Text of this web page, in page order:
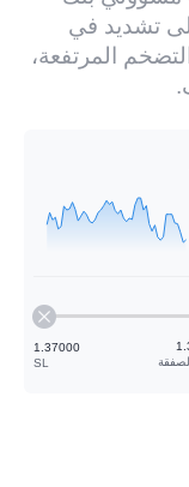
تشديد في
المرتفعة،